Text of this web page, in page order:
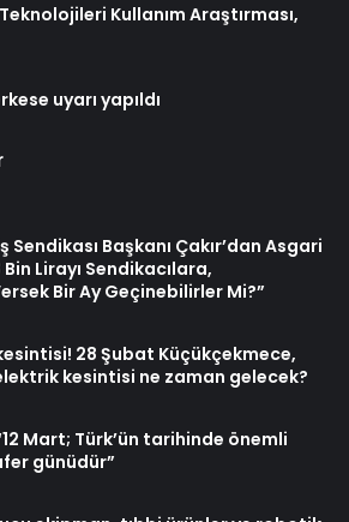
Kullanım Araştırması,
uyarı yapıldı
Sendikası Başkanı Çakır’dan Asgari
Lirayı Sendikacılara,
Bir Ay Geçinebilirler Mi?”
28 Şubat Küçükçekmece,
kesintisi ne zaman gelecek?
Mart; Türk’ün tarihinde önemli
günüdür”